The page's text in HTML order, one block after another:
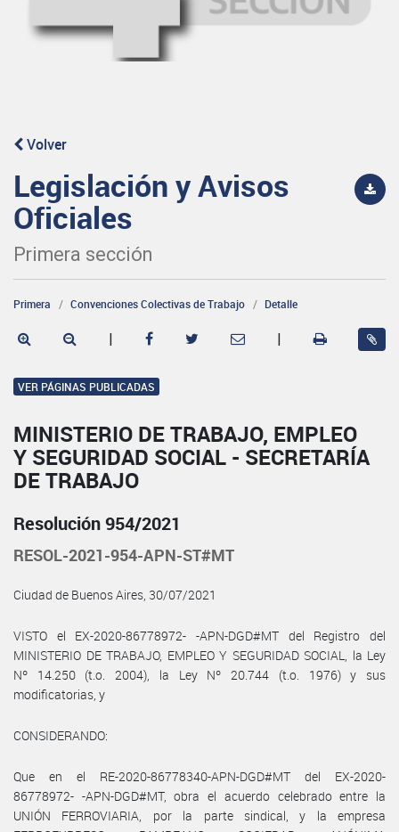
Volver
Legislación y Avisos
Oficiales
Primera sección
Primera Convenciones Colectivas de Trabajo Detalle
| |
VER PÁGINAS PUBLICADAS
MINISTERIO DE TRABAJO, EMPLEO
Y SEGURIDAD SOCIAL - SECRETARÍA
DE TRABAJO
Resolución 954/2021
RESOL-2021-954-APN-ST#MT
Ciudad de Buenos Aires, 30/07/2021
VISTO el EX-2020-86778972- -APN-DGD#MT del Registro del
MINISTERIO DE TRABAJO, EMPLEO Y SEGURIDAD SOCIAL, la Ley
Nº 14.250 (t.o. 2004), la Ley Nº 20.744 (t.o. 1976) y sus
modificatorias, y
CONSIDERANDO:
Que en el RE-2020-86778340-APN-DGD#MT del EX-2020-
86778972- -APN-DGD#MT, obra el acuerdo celebrado entre la
UNIÓN FERROVIARIA, por la parte sindical, y la empresa